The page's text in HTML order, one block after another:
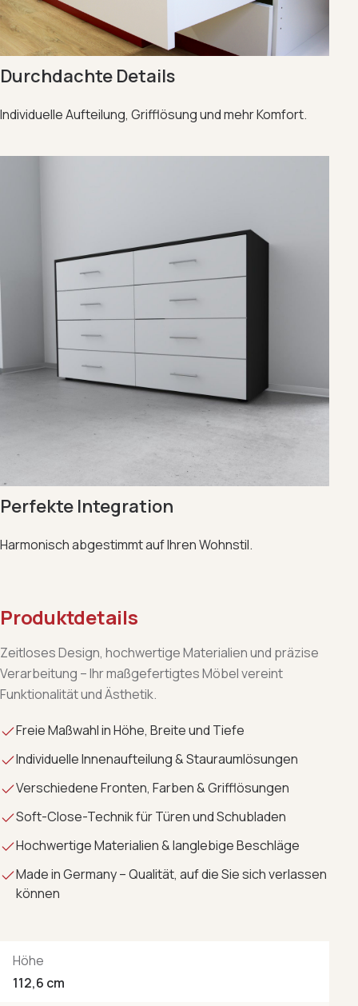
Durchdachte Details
Individuelle Aufteilung, Grifflösung und mehr Komfort.
Perfekte Integration
Harmonisch abgestimmt auf Ihren Wohnstil.
Produktdetails
Zeitloses Design, hochwertige Materialien und präzise
Verarbeitung – Ihr maßgefertigtes Möbel vereint
Funktionalität und Ästhetik.
Freie Maßwahl in Höhe, Breite und Tiefe
Individuelle Innenaufteilung & Stauraumlösungen
Verschiedene Fronten, Farben & Grifflösungen
Soft-Close-Technik für Türen und Schubladen
Hochwertige Materialien & langlebige Beschläge
Made in Germany – Qualität, auf die Sie sich verlassen
können
Höhe
112,6 cm